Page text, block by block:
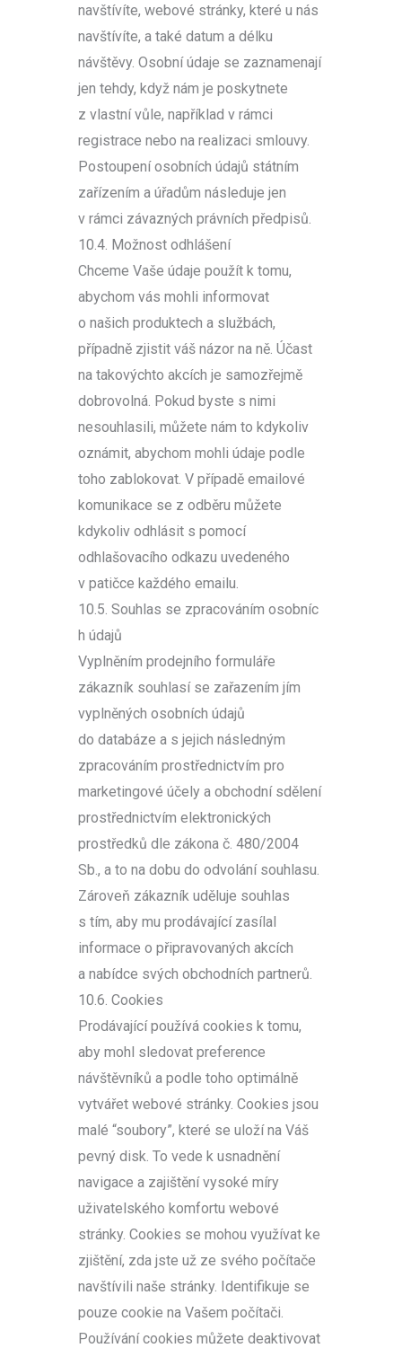
navštívíte, webové stránky, které u nás
navštívíte, a také datum a délku
návštěvy. Osobní údaje se zaznamenají
jen tehdy, když nám je poskytnete
z vlastní vůle, například v rámci
registrace nebo na realizaci smlouvy.
Postoupení osobních údajů státním
zařízením a úřadům následuje jen
v rámci závazných právních předpisů.
10.4. Možnost odhlášení
Chceme Vaše údaje použít k tomu,
abychom vás mohli informovat
o našich produktech a službách,
případně zjistit váš názor na ně. Účast
na takovýchto akcích je samozřejmě
dobrovolná. Pokud byste s nimi
nesouhlasili, můžete nám to kdykoliv
oznámit, abychom mohli údaje podle
toho zablokovat. V případě emailové
komunikace se z odběru můžete
kdykoliv odhlásit s pomocí
odhlašovacího odkazu uvedeného
v patičce každého emailu.
10.5. Souhlas se zpracováním osobníc
h údajů
Vyplněním prodejního formuláře
zákazník souhlasí se zařazením jím
vyplněných osobních údajů
do databáze a s jejich následným
zpracováním prostřednictvím pro
marketingové účely a obchodní sdělení
prostřednictvím elektronických
prostředků dle zákona č. 480/2004
Sb., a to na dobu do odvolání souhlasu.
Zároveň zákazník uděluje souhlas
s tím, aby mu prodávající zasílal
informace o připravovaných akcích
a nabídce svých obchodních partnerů.
10.6. Cookies
Prodávající používá cookies k tomu,
aby mohl sledovat preference
návštěvníků a podle toho optimálně
vytvářet webové stránky. Cookies jsou
malé “soubory”, které se uloží na Váš
pevný disk. To vede k usnadnění
navigace a zajištění vysoké míry
uživatelského komfortu webové
stránky. Cookies se mohou využívat ke
zjištění, zda jste už ze svého počítače
navštívili naše stránky. Identifikuje se
pouze cookie na Vašem počítači.
Používání cookies můžete deaktivovat